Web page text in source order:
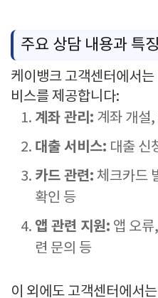
주요 상담 내용과 특징
케이뱅크 고객센터에서
비스를 제공합니다:
계좌 관리: 계좌 개설
대출 서비스: 대출 신
카드 관련: 체크카드
확인 등
앱 관련 지원: 앱 오
련 문의 등
이 외에도 고객센터에서